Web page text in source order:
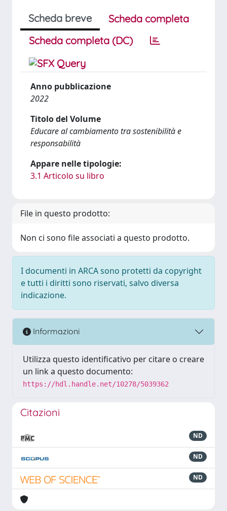
Scheda breve
Scheda completa
Scheda completa (DC)
Anno pubblicazione
2022
Titolo del Volume
Educare al cambiamento tra sostenibilità e
responsabilità
Appare nelle tipologie:
3.1 Articolo su libro
File in questo prodotto:
Non ci sono file associati a questo prodotto.
I documenti in ARCA sono protetti da copyright
e tutti i diritti sono riservati, salvo diversa
indicazione.
Informazioni
Utilizza questo identificativo per citare o creare
un link a questo documento:
https://hdl.handle.net/10278/5039362
Citazioni
ND
ND
ND